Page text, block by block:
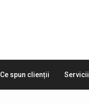
Ce spun clienții Servicii